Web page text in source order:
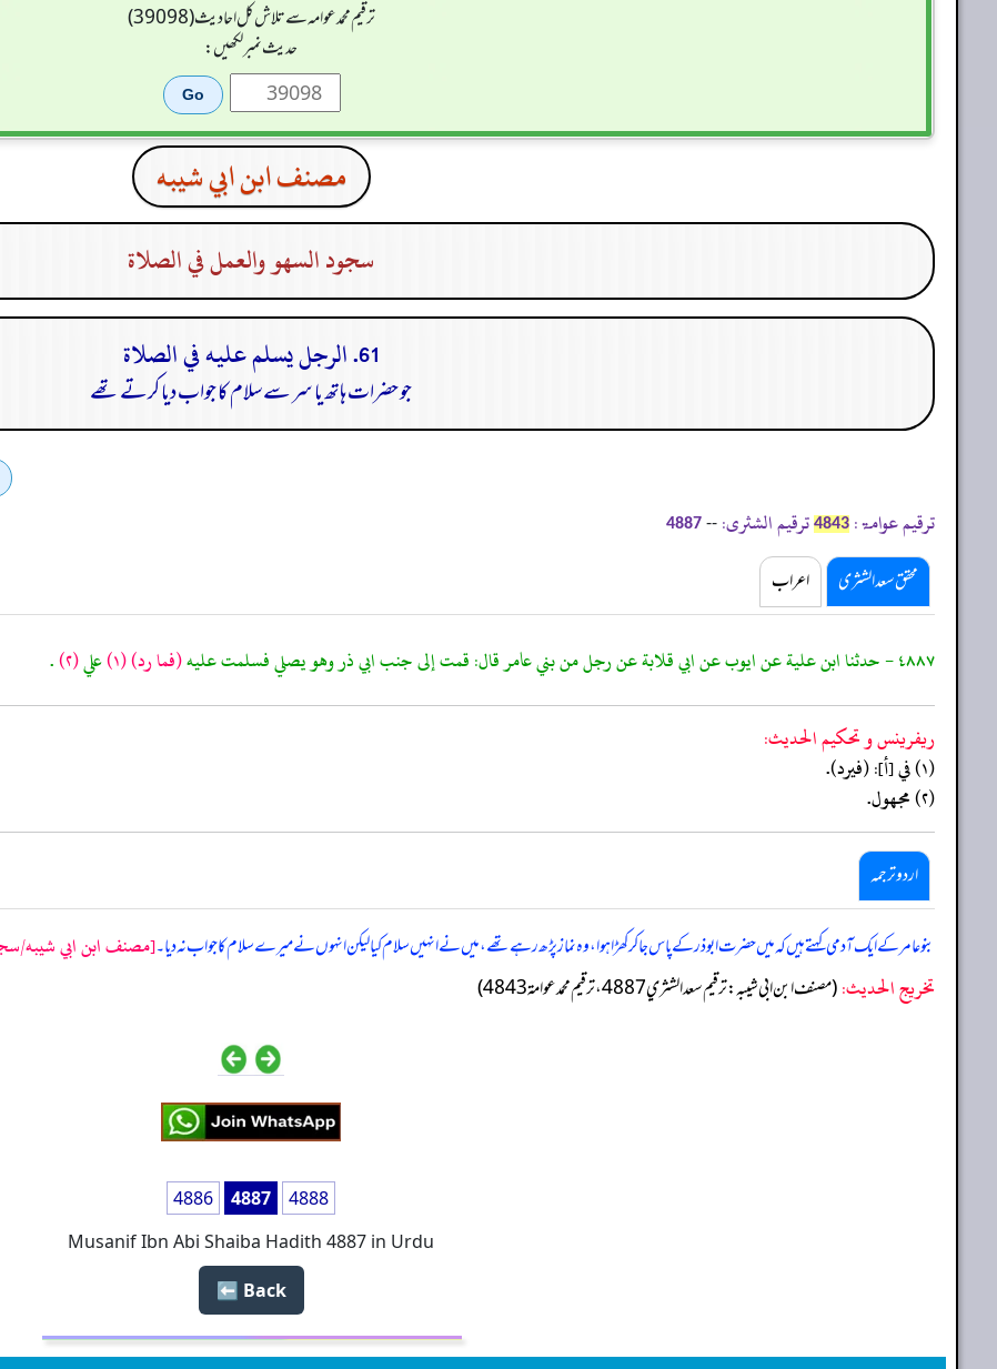
ترقیم محمدعوامہ سے تلاش کل احادیث (39098)
حدیث نمبر لکھیں:
مصنف ابن ابي شيبه
سجود السهو والعمل في الصلاة
61. الرجل يسلم عليه في الصلاة
جو حضرات ہاتھ یا سر سے سلام کا جواب دیا کرتے تھے
ترقیم عوامۃ: 4843 ترقیم الشثری: --
4887
محقق سعد الشثری اعراب
٤٨٨٧ - حدثنا ابن علية عن ايوب عن ابي قلابة عن رجل من بني عامر قال: قمت إلى جنب ابي ذر وهو يصلي فسلمت عليه (فما رد)(١) علي(٢) .
ريفرينس و تحكيم الحدیث:
(١) في [أ]: (فيرد).
(٢) مجهول.
اردو ترجمہ
بنو عامر کے ایک آدمی کہتے ہیں کہ میں حضرت ابو ذر کے پاس جا کر کھڑا ہوا، وہ نماز پڑھ رہے تھے، میں نے انہیں سلام کیا لیکن انہوں نے میرے سلام کا جواب نہ دیا۔[مصنف ابن ابي شيبه/
تخریج الحدیث:(مصنف ابن ابي شيبه: ترقيم سعد الشثري 4887، ترقيم محمد عوامة 4843)
4886 4887
4888
Musanif Ibn Abi Shaiba Hadith 4887 in Urdu
Back ⬅️